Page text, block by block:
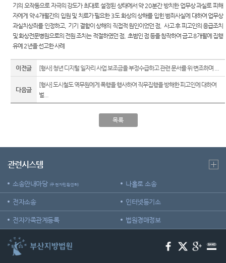
법정안
내
관할구
역
청사안
내
법원게
시판
E-mail
Club
장애인·
외국인
등 지원
을 위한
우선지
재판기
록열람
복사예
약
자료실
각급법
원안내
정보공
개
기의 오작동으로 자극의 강도가 최대로 설정된 상태에서 약 20분간 방치한 업무상 과실로 피해
자에게 약4개월간의 입원 및 치료가 필요한 3도 화상의 상해를 입힌 범죄사실에 대하여 업무상
과실치상죄를 인정하고, 기기 결함이 상해의 직접적 원인이었던 점 사고 후 피고인의 응급조치
및 화상전문병원으로의 전원 조치는 적절하였던 점, 초범인 점 등을 참작하여 금고8개월에 집행
유예 2년을 선고한 사례
이전글 [형사] 청년 디지털 일자리 사업 보조금을 부정수급하고 관련 문서를 위·변조하며 ...
다음글
[형사] 도시철도 역무원에게 폭행을 행사하여 직무집행을 방해한 피고인에 대하여
벌...
목록
관련시스템
소송안내마당 (구 전자민원센터) 나홀로 소송
전자소송 인터넷등기소
전자가족관계등록 법원경매정보